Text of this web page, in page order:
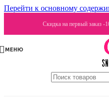
Перейти к основному
Скидка на первый заказ
МЕНЮ